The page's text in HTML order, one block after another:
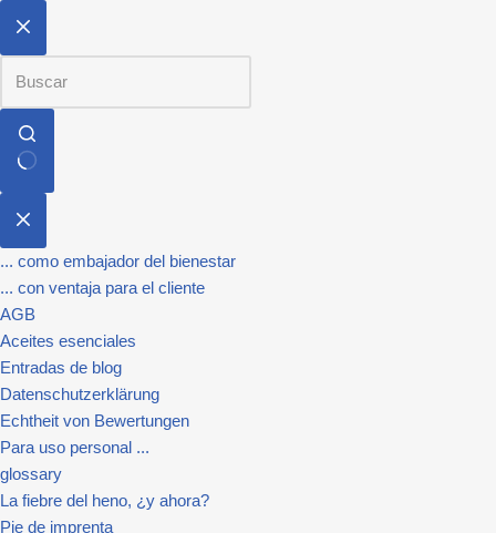
... como embajador del bienestar
... con ventaja para el cliente
AGB
Aceites esenciales
Entradas de blog
Datenschutzerklärung
Echtheit von Bewertungen
Para uso personal ...
glossary
La fiebre del heno, ¿y ahora?
Pie de imprenta